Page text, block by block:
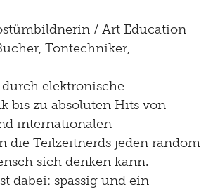
/ Art Education
Tontechniker,
elektronische
bis zu absoluten Hits von
internationalen
die Teilzeitnerds jeden random
sich denken kann.
dabei: spassig und ein